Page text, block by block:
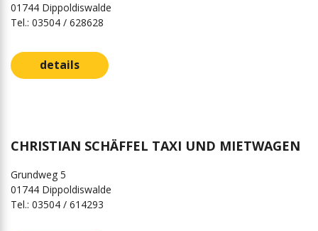
01744 Dippoldiswalde
Tel.: 03504 / 628628
details
CHRISTIAN SCHÄFFEL TAXI UND MIETWAGEN
Grundweg 5
01744 Dippoldiswalde
Tel.: 03504 / 614293